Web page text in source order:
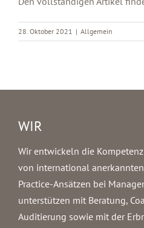
28. Oktober 2021 | Allgemein
WIR
Wir entwickeln die
von international
Practice-Ansätzen bei
unterstützen mit Beratung,
Auditierung sowie mit der